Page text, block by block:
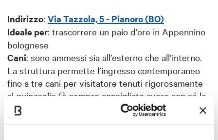
Indirizzo: Via Tazzola, 5 - Pianoro (BO)
Ideale per: trascorrere un paio d’ore in Appennino
bolognese
Cani: sono ammessi sia all’esterno che all’interno.
La struttura permette l’ingresso contemporaneo
fino a tre cani per visitatore tenuti rigorosamente
al guinzaglio (è sempre consigliato avere con sé la
museruola per ogni evenienza)